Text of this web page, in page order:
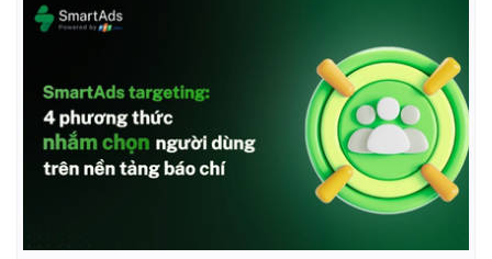
Kinh tế
Bất động sản
Khởi nghiệp
Thị trường
Giá vàng
Tiêu dùng